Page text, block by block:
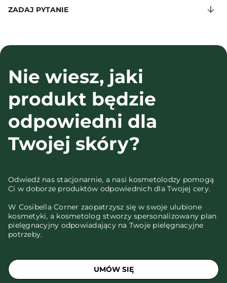
ZADAJ PYTANIE
Nie wiesz, jaki
produkt będzie
odpowiedni dla
Twojej skóry?
Odwiedź nas stacjonarnie, a nasi kosmetolodzy pomogą
Ci w doborze produktów odpowiednich dla Twojej cery.
W Cosibella Corner zaopatrzysz się w swoje ulubione
kosmetyki, a kosmetolog stworzy spersonalizowany plan
pielęgnacyjny odpowiadający na Twoje pielęgnacyjne
potrzeby.
UMÓW SIĘ